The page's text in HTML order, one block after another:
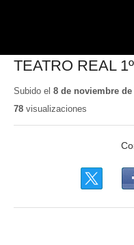
TEATRO REAL
Subido el 8 de noviembre de
78 visualizaciones